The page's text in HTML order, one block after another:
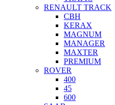
RENAULT TRACK
CBH
KERAX
MAGNUM
MANAGER
MAXTER
PREMIUM
ROVER
400
45
600